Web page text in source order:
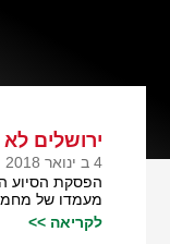
ירושלים
4 ב ינואר 2018
הפסקת הסיוע
מעמדו של
לקריאה >>